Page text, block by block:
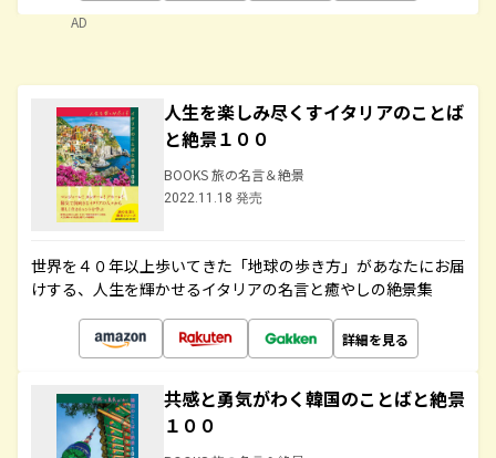
AD
人生を楽しみ尽くすイタリアのことば
と絶景１００
BOOKS 旅の名言＆絶景
2022.11.18 発売
世界を４０年以上歩いてきた「地球の歩き方」があなたにお届
けする、人生を輝かせるイタリアの名言と癒やしの絶景集
詳細を見る
共感と勇気がわく韓国のことばと絶景
１００